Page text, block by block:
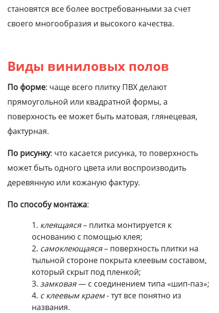
становятся все более востребованными за счет
своего многообразия и высокого качества.
Виды виниловых полов
По форме: чаще всего плитку ПВХ делают
прямоугольной или квадратной формы, а
поверхность ее может быть матовая, глянецевая,
фактурная.
По рисунку: что касается рисунка, то поверхность
может быть одного цвета или воспроизводить
деревянную или кожаную фактуру.
По способу монтажа:
клеящаяся– плитка монтируется к
основанию с помощью клея;
самоклеющаяся– поверхность плитки на
тыльной стороне покрыта клеевым составом,
который скрыт под пленкой;
замковая— с соединением типа «шип-паз»;
с клеевым краем- тут все понятно из
названия.